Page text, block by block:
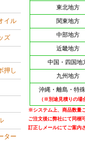
東北地方
関東地方
中部地方
近畿地方
中国・四国地
九州地方
沖縄・離島・特
（※別途見積りの場
※システム上、商品数量
ご注文後に弊社にて同梱
訂正しメールにてご案内
イル
ズ
押し
ター